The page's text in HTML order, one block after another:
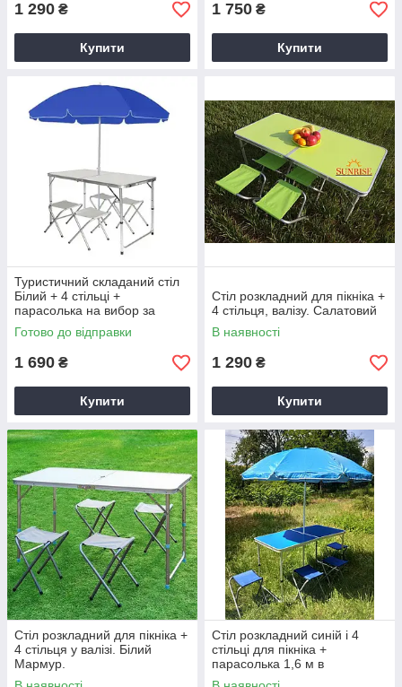
1 290 ₴
Купити
1 750 ₴
Купити
Туристичний складаний стіл
Білий + 4 стільці +
парасолька на вибор за
кольором
Готово до відправки
1 690 ₴
Купити
Стіл розкладний для пікніка +
4 стільця, валізу. Салатовий
В наявності
1 290 ₴
Купити
Стіл розкладний для пікніка +
4 стільця у валізі. Білий
Мармур.
Стіл розкладний синій і 4
стільці для пікніка +
парасолька 1,6 м в
подарунок, туристичний